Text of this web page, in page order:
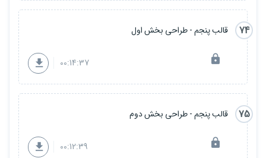
74 قالب پنجم - طراحی بخش اول
00:14:37
75 قالب پنجم - طراحی بخش دوم
00:12:39